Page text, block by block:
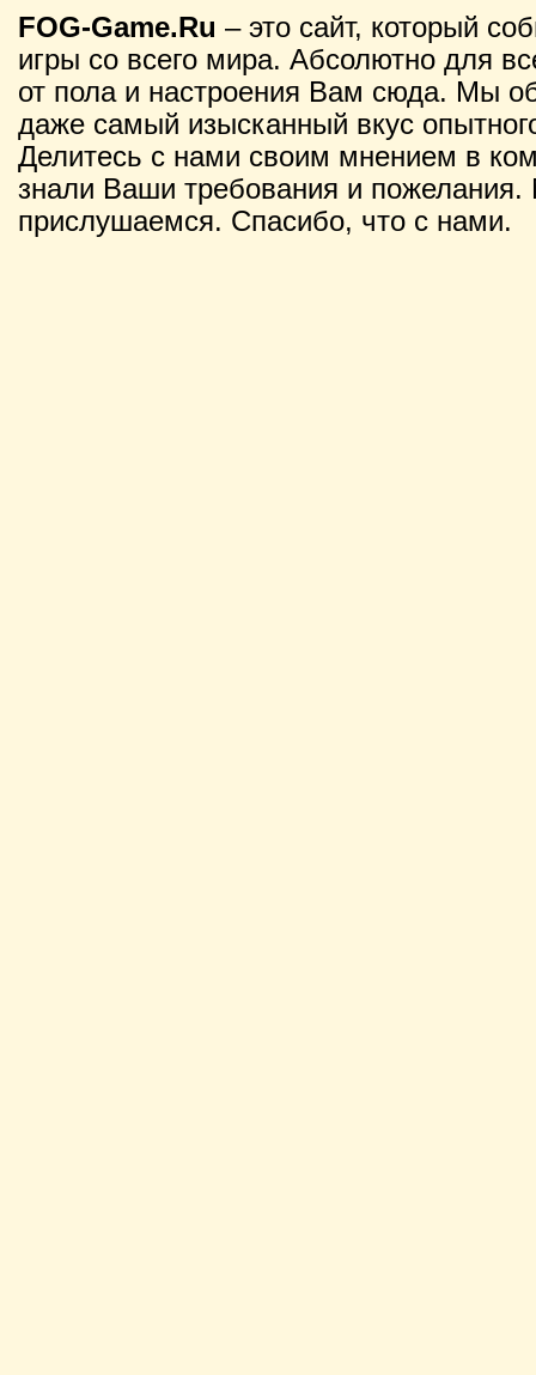
FOG-Game.Ru – это сайт, который
игры со всего мира. Абсолютно для
от пола и настроения Вам сюда. Мы
даже самый изысканный вкус
Делитесь с нами своим мнением в
знали Ваши требования и
прислушаемся. Спасибо, что с нами.